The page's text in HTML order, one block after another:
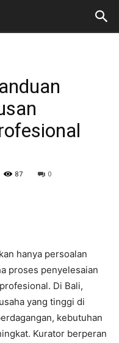
87 0
hanya persoalan
proses penyelesaian
Di Bali,
yang tinggi di
kebutuhan
Kurator berperan